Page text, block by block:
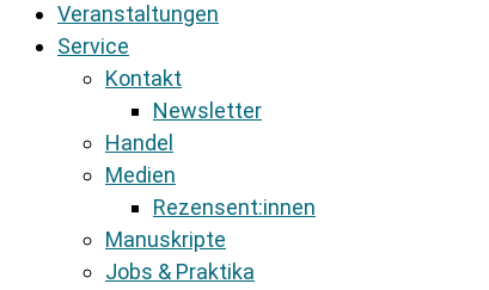
Veranstaltungen
Service
Kontakt
Newsletter
Handel
Medien
Rezensent:innen
Manuskripte
Jobs & Praktika